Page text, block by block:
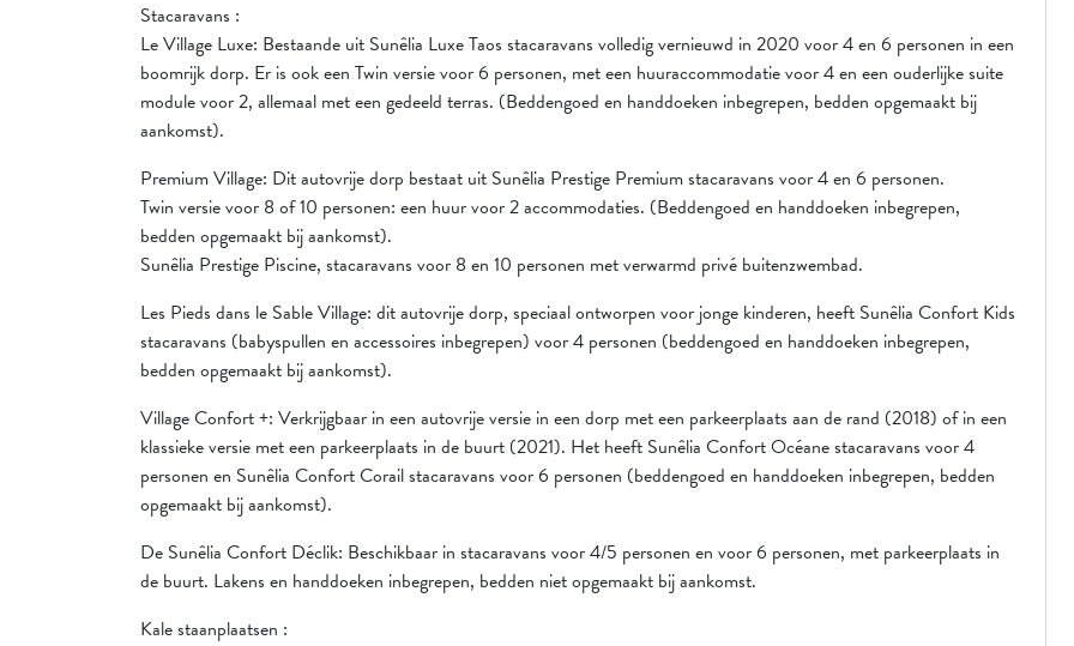
Stacaravans :
Le Village Luxe: Bestaande uit Sunêlia Luxe Taos stacaravans volledig vernieuwd in 2020 voor 4 en 6 personen in een
boomrijk dorp. Er is ook een Twin versie voor 6 personen, met een huuraccommodatie voor 4 en een ouderlijke suite
module voor 2, allemaal met een gedeeld terras. (Beddengoed en handdoeken inbegrepen, bedden opgemaakt bij
aankomst).
Premium Village: Dit autovrije dorp bestaat uit Sunêlia Prestige Premium stacaravans voor 4 en 6 personen.
Twin versie voor 8 of 10 personen: een huur voor 2 accommodaties. (Beddengoed en handdoeken inbegrepen,
bedden opgemaakt bij aankomst).
Sunêlia Prestige Piscine, stacaravans voor 8 en 10 personen met verwarmd privé buitenzwembad.
Les Pieds dans le Sable Village: dit autovrije dorp, speciaal ontworpen voor jonge kinderen, heeft Sunêlia Confort Kids
stacaravans (babyspullen en accessoires inbegrepen) voor 4 personen (beddengoed en handdoeken inbegrepen,
bedden opgemaakt bij aankomst).
Village Confort +: Verkrijgbaar in een autovrije versie in een dorp met een parkeerplaats aan de rand (2018) of in een
klassieke versie met een parkeerplaats in de buurt (2021). Het heeft Sunêlia Confort Océane stacaravans voor 4
personen en Sunêlia Confort Corail stacaravans voor 6 personen (beddengoed en handdoeken inbegrepen, bedden
opgemaakt bij aankomst).
De Sunêlia Confort Déclik: Beschikbaar in stacaravans voor 4/5 personen en voor 6 personen, met parkeerplaats in
de buurt. Lakens en handdoeken inbegrepen, bedden niet opgemaakt bij aankomst.
Kale staanplaatsen :